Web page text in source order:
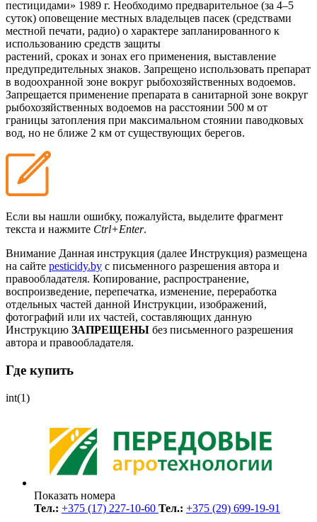
пестицидами» 1989 г. Необходимо предварительное (за 4–5
суток) оповещение местных владельцев пасек (средствами
местной печати, радио) о характере запланированного к
использованию средств защиты
растений, сроках и зонах его применения, выставление
предупредительных знаков. Запрещено использовать препарат
в водоохранной зоне вокруг рыбохозяйственных водоемов.
Запрещается применение препарата в санитарной зоне вокруг
рыбохозяйственных водоемов на расстоянии 500 м от
границы затопления при максимальном стоянии паводковых
вод, но не ближе 2 км от существующих берегов.
Если вы нашли ошибку, пожалуйста, выделите фрагмент
текста и нажмите Ctrl+Enter.
Внимание Данная инструкция (далее Инструкция) размещена
на сайте pesticidy.by с письменного разрешения автора и
правообладателя. Копирование, распространение,
воспроизведение, перепечатка, изменение, переработка
отдельных частей данной Инструкции, изображений,
фотографий или их частей, составляющих данную
Инструкцию ЗАПРЕЩЕНЫ без письменного разрешения
автора и правообладателя.
Где купить
int(1)
Показать номера
Тел.: +375 (17) 227-10-60 Тел.: +375 (29) 699-19-91